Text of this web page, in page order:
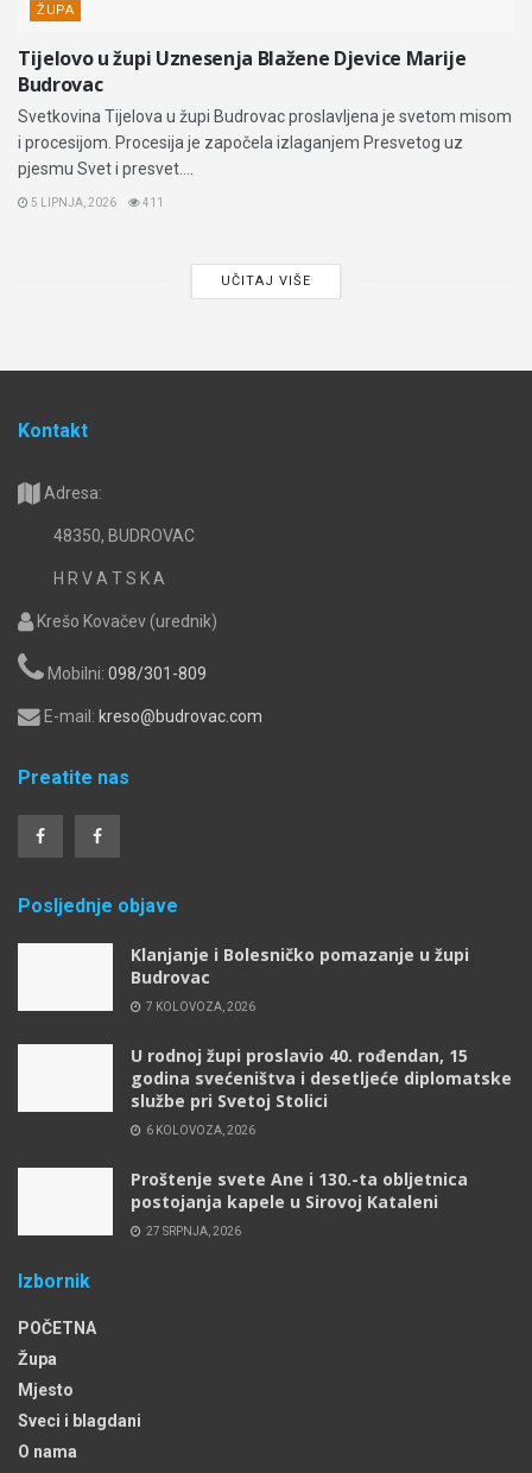
ŽUPA
Tijelovo u župi Uznesenja Blažene Djevice Marije
Budrovac
Svetkovina Tijelova u župi Budrovac proslavljena je svetom misom
i procesijom. Procesija je započela izlaganjem Presvetog uz
pjesmu Svet i presvet....
5 LIPNJA, 2026 411
UČITAJ VIŠE
Kontakt
Adresa:
48350, BUDROVAC
H R V A T S K A
Krešo Kovačev (urednik)
Mobilni: 098/301-809
E-mail: kreso@budrovac.com
Preatite nas
Posljednje objave
Klanjanje i Bolesničko pomazanje u župi
Budrovac
7 KOLOVOZA, 2026
U rodnoj župi proslavio 40. rođendan, 15
godina svećeništva i desetljeće diplomatske
službe pri Svetoj Stolici
6 KOLOVOZA, 2026
Proštenje svete Ane i 130.-ta obljetnica
postojanja kapele u Sirovoj Kataleni
27 SRPNJA, 2026
Izbornik
POČETNA
Župa
Mjesto
Sveci i blagdani
O nama